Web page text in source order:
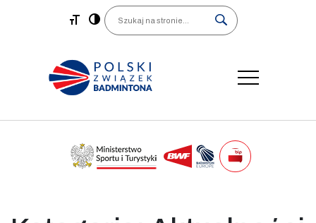
Main Navigation
Search